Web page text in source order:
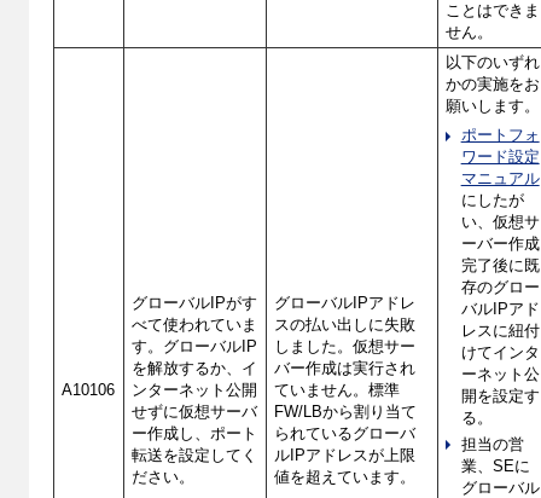
ことはできま
せん。
A10106
グローバルIPがす
べて使われていま
す。グローバルIP
を解放するか、イ
ンターネット公開
せずに仮想サーバ
ー作成し、ポート
転送を設定してく
ださい。
グローバルIPアドレ
スの払い出しに失敗
しました。仮想サー
バー作成は実行され
ていません。標準
FW/LBから割り当て
られているグローバ
ルIPアドレスが上限
値を超えています。
以下のいずれ
かの実施をお
願いします。
ポートフォ
ワード設定
マニュアル
にしたが
い、仮想サ
ーバー作成
完了後に既
存のグロー
バルIPアド
レスに紐付
けてインタ
ーネット公
開を設定す
る。
担当の営
業、SEに
グローバル